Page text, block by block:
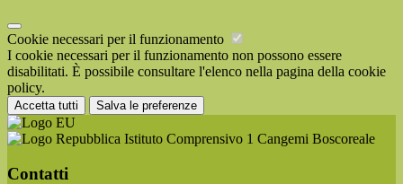
Cookie necessari per il funzionamento
I cookie necessari per il funzionamento non possono essere
disabilitati. È possibile consultare l'elenco nella pagina della cookie
policy.
Accetta tutti Salva le preferenze
Istituto Comprensivo 1 Cangemi Boscoreale
Contatti